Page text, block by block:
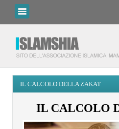
IL CALCOLO DELLA ZAKAT
IL CALCOLO